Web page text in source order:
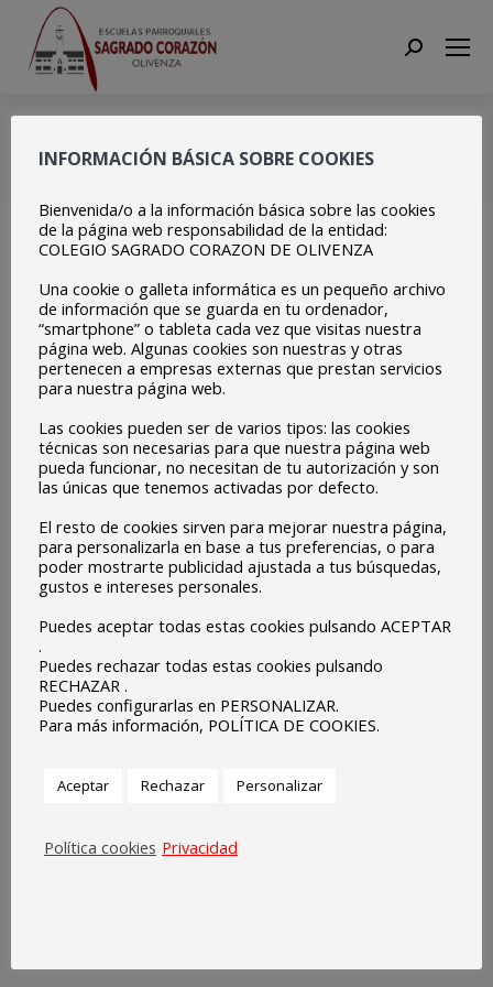
Search:
Portal viviente 2017
Estás aquí:
INFORMACIÓN BÁSICA SOBRE COOKIES
Bienvenida/o a la información básica sobre las cookies
de la página web responsabilidad de la entidad:
COLEGIO SAGRADO CORAZON DE OLIVENZA
Una cookie o galleta informática es un pequeño archivo
de información que se guarda en tu ordenador,
“smartphone” o tableta cada vez que visitas nuestra
página web. Algunas cookies son nuestras y otras
pertenecen a empresas externas que prestan servicios
para nuestra página web.
Las cookies pueden ser de varios tipos: las cookies
técnicas son necesarias para que nuestra página web
pueda funcionar, no necesitan de tu autorización y son
las únicas que tenemos activadas por defecto.
El resto de cookies sirven para mejorar nuestra página,
para personalizarla en base a tus preferencias, o para
poder mostrarte publicidad ajustada a tus búsquedas,
gustos e intereses personales.
Puedes aceptar todas estas cookies pulsando ACEPTAR
.
Puedes rechazar todas estas cookies pulsando
RECHAZAR .
Puedes configurarlas en PERSONALIZAR.
Para más información, POLÍTICA DE COOKIES.
Aceptar Rechazar Personalizar
Política cookies Privacidad